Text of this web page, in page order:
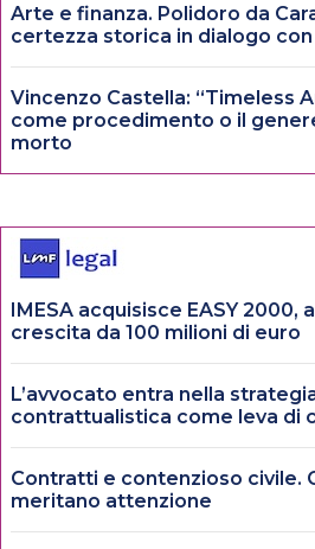
Arte e finanza. Polidoro da
certezza storica in dialogo
Vincenzo Castella: “Timeless
come procedimento o il
morto
IMESA acquisisce EASY 2000,
crescita da 100 milioni di euro
L’avvocato entra nella
contrattualistica come leva di
Contratti e contenzioso civile.
meritano attenzione